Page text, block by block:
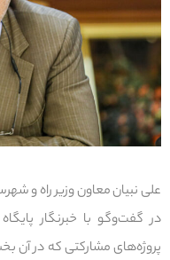
علی نبیان معاون وزیر راه و
در گفت‌وگو با خبرنگار
پروژه‌های مشارکتی که در آن